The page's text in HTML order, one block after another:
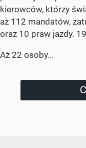
kierowców, którzy
aż 112 mandatów,
oraz 10 praw jazdy.
Aż 22 osoby...